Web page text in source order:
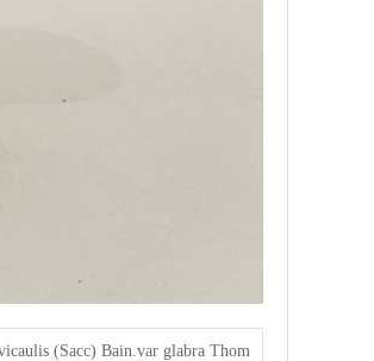
(Sacc) Bain.var glabra Thom